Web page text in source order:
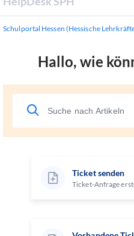
Schulportal Hessen (Hessische
Hallo, wie
Ticket senden
Ticket-Anfrage